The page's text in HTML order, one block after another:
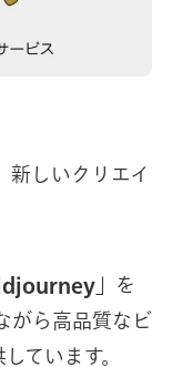
新しいクリエイ
」
を
がら高品質なビ
ています。